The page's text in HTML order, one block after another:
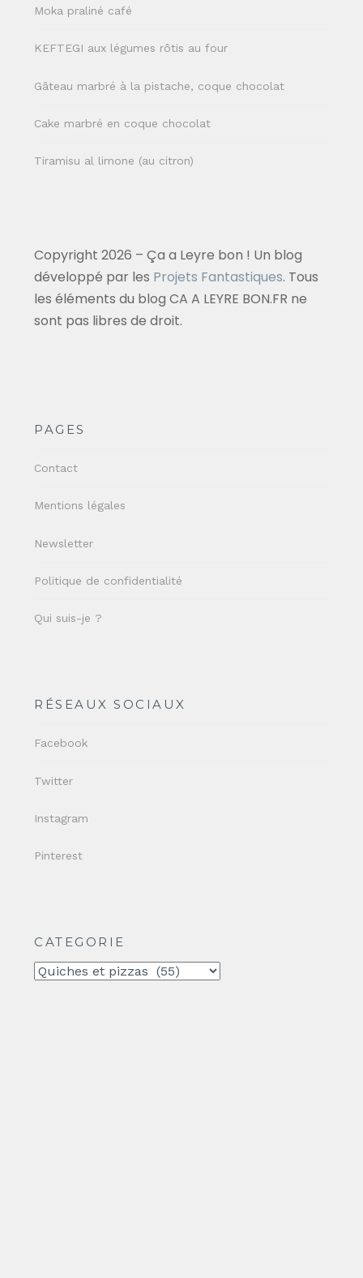
Moka praliné café
KEFTEGI aux légumes rôtis au four
Gâteau marbré à la pistache, coque chocolat
Cake marbré en coque chocolat
Tiramisu al limone (au citron)
Copyright 2026 – Ça a Leyre bon ! Un blog
développé par les Projets Fantastiques. Tous
les éléments du blog CA A LEYRE BON.FR ne
sont pas libres de droit.
PAGES
Contact
Mentions légales
Newsletter
Politique de confidentialité
Qui suis-je ?
RÉSEAUX SOCIAUX
Facebook
Twitter
Instagram
Pinterest
CATEGORIE
CATEGORIE